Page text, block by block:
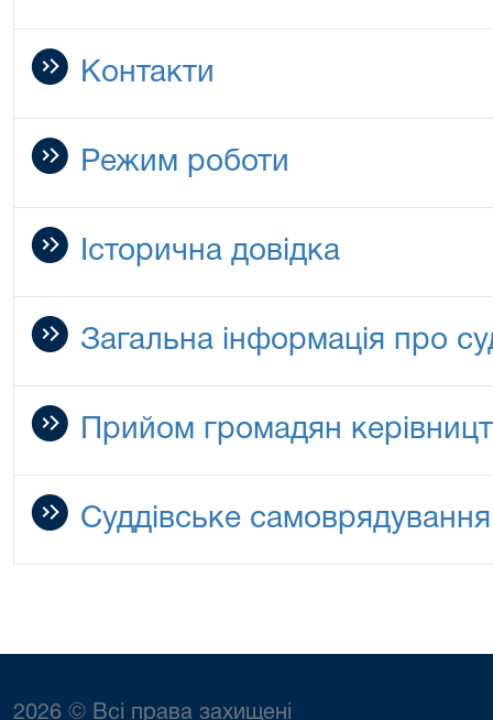
Контакти
Режим роботи
Історична довідка
Загальна інформація про
Прийом громадян
Cуддівське самоврядування
2026 © Всі права захищені